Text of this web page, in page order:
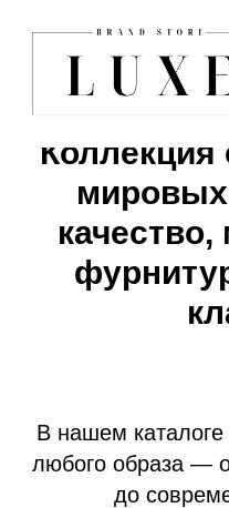
Коллекция
В нашем
любого образа —
до